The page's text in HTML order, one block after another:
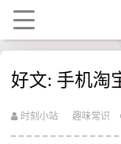
好文: 手机淘
时刻小站 趣味常识